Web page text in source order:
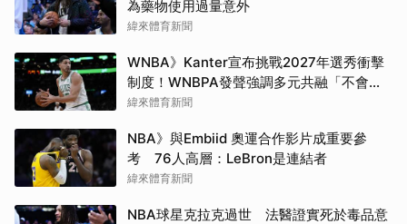
為藥物使用過量意外
緯來體育新聞
WNBA》Kanter宣布挑戰2027年選秀衝擊
制度！WNBPA發聲強調多元共融「不會成
為政治棋子」
緯來體育新聞
NBA》與Embiid 奧運合作影片成重要參
考 76人高層：LeBron是連結者
緯來體育新聞
NBA球星克拉克過世 法醫證實死於毒品意